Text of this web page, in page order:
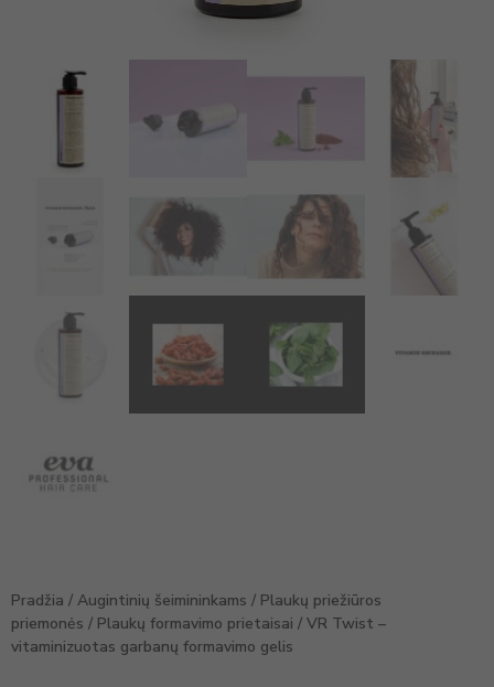
Pradžia / Augintinių šeimininkams / Plaukų priežiūros
priemonės / Plaukų formavimo prietaisai / VR Twist –
vitaminizuotas garbanų formavimo gelis